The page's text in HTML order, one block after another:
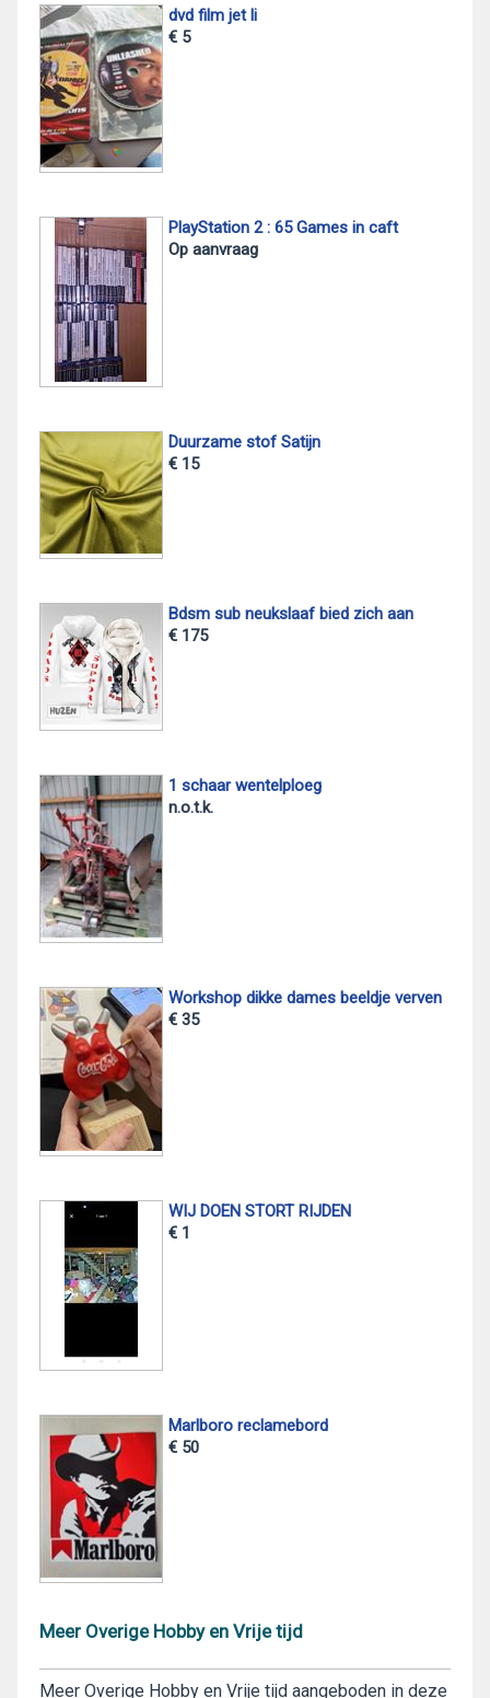
dvd film jet li
€ 5
PlayStation 2 : 65 Games in caft
Op aanvraag
Duurzame stof Satijn
€ 15
Bdsm sub neukslaaf bied zich aan
€ 175
1 schaar wentelploeg
n.o.t.k.
Workshop dikke dames beeldje verven
€ 35
WIJ DOEN STORT RIJDEN
€ 1
Marlboro reclamebord
€ 50
Meer Overige Hobby en Vrije tijd
Meer Overige Hobby en Vrije tijd aangeboden in deze